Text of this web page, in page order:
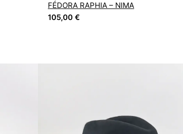
FÉDORA RAPHIA – NIMA
105,00 €